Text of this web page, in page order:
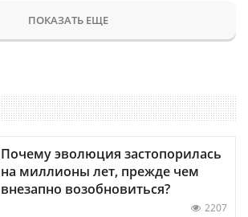
ПОКАЗАТЬ ЕЩЕ
Почему эволюция застопорилась
на миллионы лет, прежде чем
внезапно возобновиться?
2207